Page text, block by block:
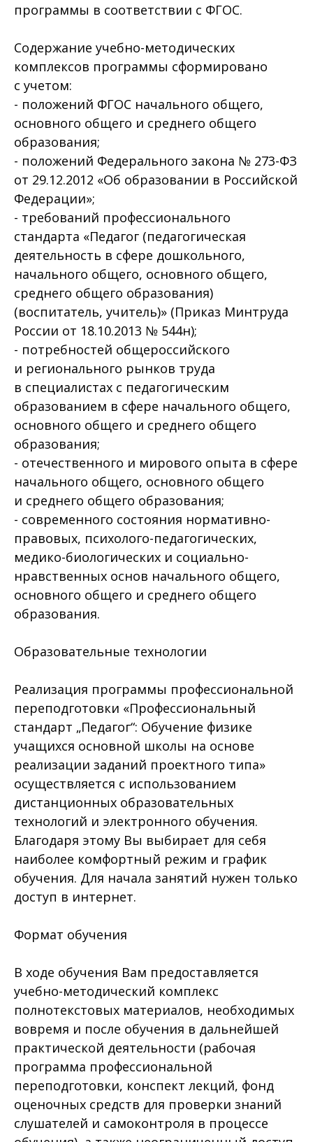
программы в соответствии с ФГОС.
Содержание учебно-методических
комплексов программы сформировано
с учетом:
- положений ФГОС начального общего,
основного общего и среднего общего
образования;
- положений Федерального закона № 273-ФЗ
от 29.12.2012 «Об образовании в Российской
Федерации»;
- требований профессионального
стандарта «Педагог (педагогическая
деятельность в сфере дошкольного,
начального общего, основного общего,
среднего общего образования)
(воспитатель, учитель)» (Приказ Минтруда
России от 18.10.2013 № 544н);
- потребностей общероссийского
и регионального рынков труда
в специалистах с педагогическим
образованием в сфере начального общего,
основного общего и среднего общего
образования;
- отечественного и мирового опыта в сфере
начального общего, основного общего
и среднего общего образования;
- современного состояния нормативно-
правовых, психолого-педагогических,
медико-биологических и социально-
нравственных основ начального общего,
основного общего и среднего общего
образования.
Образовательные технологии
Реализация программы профессиональной
переподготовки «Профессиональный
стандарт „Педагог“: Обучение физике
учащихся основной школы на основе
реализации заданий проектного типа»
осуществляется с использованием
дистанционных образовательных
технологий и электронного обучения.
Благодаря этому Вы выбирает для себя
наиболее комфортный режим и график
обучения. Для начала занятий нужен только
доступ в интернет.
Формат обучения
В ходе обучения Вам предоставляется
учебно-методический комплекс
полнотекстовых материалов, необходимых
вовремя и после обучения в дальнейшей
практической деятельности (рабочая
программа профессиональной
переподготовки, конспект лекций, фонд
оценочных средств для проверки знаний
слушателей и самоконтроля в процессе